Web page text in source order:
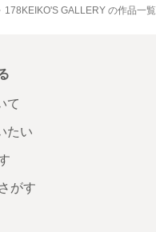
178KEIKO'S GALLERY の作品一覧
て
たい
がす